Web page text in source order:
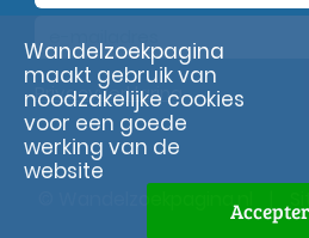
Privacyverklaring
© Wandelzoekpagina.nl
Wandelzoekpagina
maakt gebruik van
noodzakelijke cookies
voor een goede
werking van de
website